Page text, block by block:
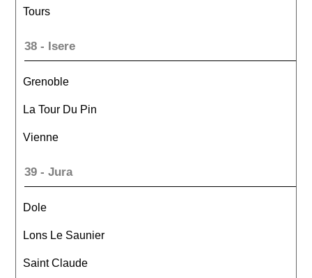
Tours
38 - Isere
Grenoble
La Tour Du Pin
Vienne
39 - Jura
Dole
Lons Le Saunier
Saint Claude